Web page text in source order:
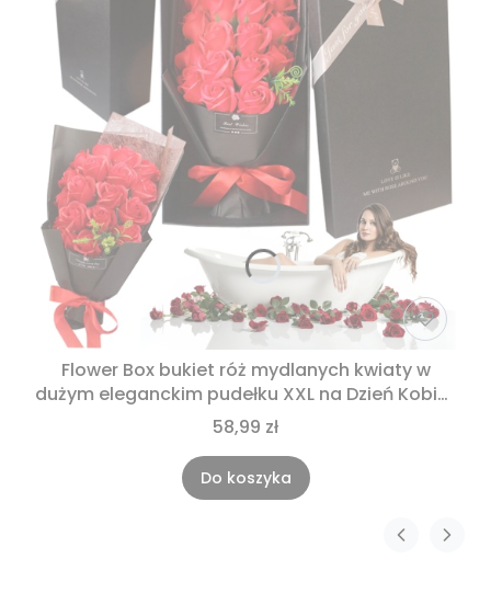
Flower Box bukiet róż mydlanych kwiaty w
dużym eleganckim pudełku XXL na Dzień Kobiet
Dzień Mamy prezent dla niej na urodziny
imieniny rocznice Komunie
58,99 zł
Do koszyka